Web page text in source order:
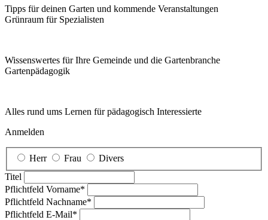
Tipps für deinen Garten und kommende Veranstaltungen
Grünraum für Spezialisten
Wissenswertes für Ihre Gemeinde und die Gartenbranche
Garten­pädagogik
Alles rund ums Lernen für pädagogisch Interessierte
Anmelden
Herr Frau
Divers
Titel
Pflichtfeld Vorname*
Pflichtfeld Nachname*
Pflichtfeld E-Mail*